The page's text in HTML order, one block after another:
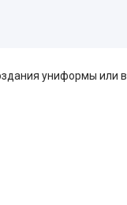
униформы или в